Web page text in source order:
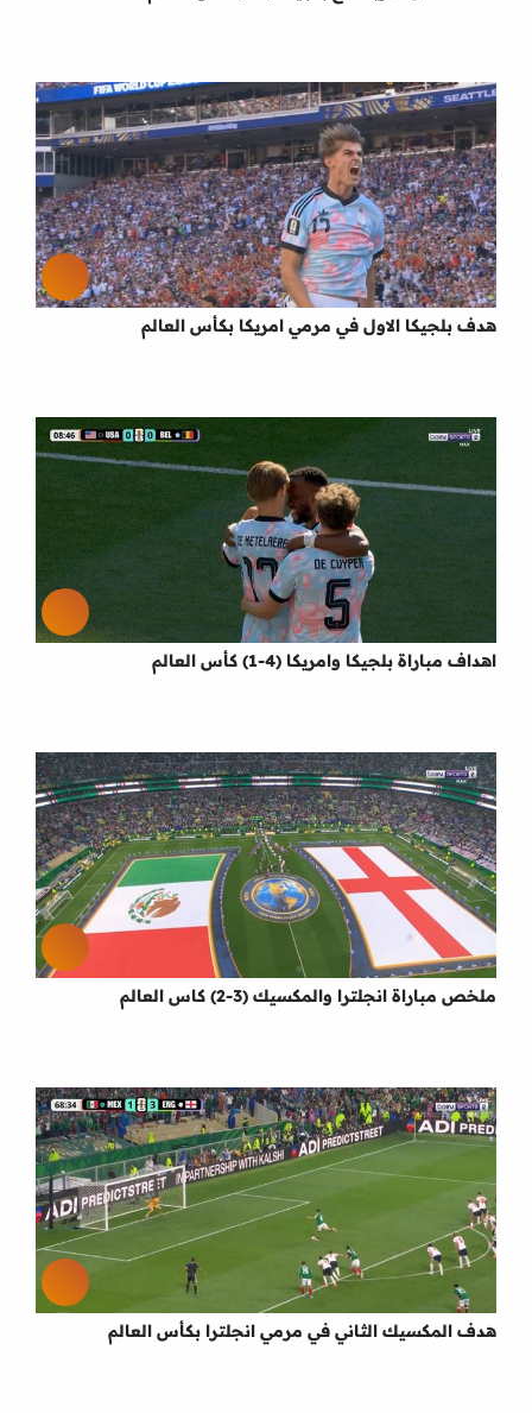
هدف بلجيكا الاول في مرمي امريكا بكأس العالم
اهداف مباراة بلجيكا وامريكا (4-1) كأس العالم
ملخص مباراة انجلترا والمكسيك (3-2) كاس العالم
هدف المكسيك الثاني في مرمي انجلترا بكأس العالم